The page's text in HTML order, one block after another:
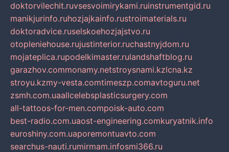
doktorvilechit.ruvsesvoimirykami.ruinstrumentgid.ru
manikjurinfo.ruhozjajkainfo.rustroimaterials.ru
doktoradvice.ruselskoehozjajstvo.ru
otopleniehouse.rujustinterior.ruchastnyjdom.ru
mojateplica.rupodelkimaster.rulandshaftblog.ru
garazhov.commonamy.netstroysnami.kzlcna.kz
stroyu.kzmy-vesta.comtimeszp.comavtoguru.net
zsmh.com.uaallcelebsplasticsurgery.com
all-tattoos-for-men.compoisk-auto.com
best-radio.com.uaost-engineering.comkuryatnik.info
euroshiny.com.uaporemontuavto.com
searchus-nauti.rumirmam.infosmi366.ru